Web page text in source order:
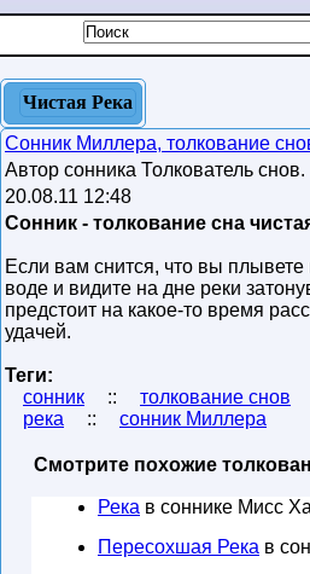
Чистая Река
Сонник Миллера, толкование
Автор сонника Толкователь снов.
20.08.11 12:48
Сонник - толкование сна
Если вам снится, что вы плывете
воде и видите на дне реки
предстоит на какое-то время
удачей.
Теги:
сонник
:: толкование снов
река
:: сонник Миллера
Смотрите похожие
Река в соннике Мисс
Пересохшая Река в